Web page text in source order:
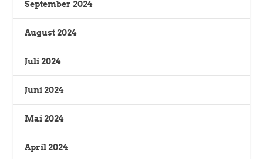
September 2024
August 2024
Juli 2024
Juni 2024
Mai 2024
April 2024